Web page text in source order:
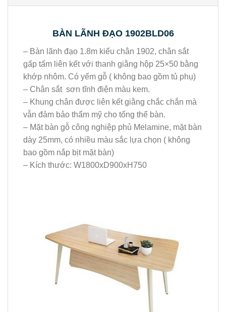
BÀN LÃNH ĐẠO 1902BLD06
– Bàn lãnh đạo 1.8m kiểu chân 1902, chân sắt
gấp tấm liên kết với thanh giằng hộp 25×50 bằng
khớp nhôm. Có yếm gỗ ( không bao gồm tủ phụ)
– Chân sắt sơn tĩnh điện màu kem.
– Khung chân được liên kết giằng chắc chắn mà
vẫn đảm bảo thẩm mỹ cho tổng thể bàn.
– Mặt bàn gỗ công nghiệp phủ Melamine, mặt bàn
dày 25mm, có nhiều màu sắc lựa chọn ( không
bao gồm nắp bịt mặt bàn)
– Kích thước: W1800xD900xH750